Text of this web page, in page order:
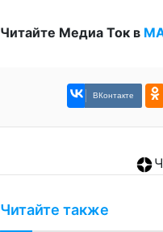
Читайте Медиа Ток в
ВКонтакте
Читайте также